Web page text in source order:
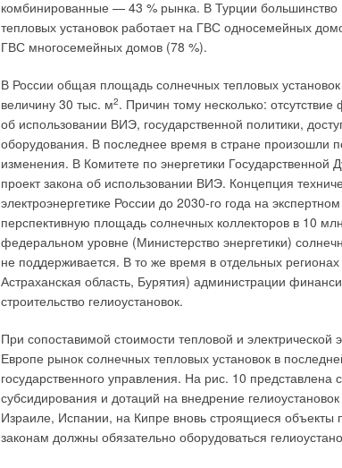
комбинированные — 43 % рынка. В Турции большинство
тепловых установок работает на ГВС односемейных
ГВС многосемейных домов (78 %).
В России общая площадь солнечных тепловых
величину 30 тыс. м2. Причин тому несколько:
об использовании ВИЭ, государственной политики,
оборудования. В последнее время в стране произошли
изменения. В Комитете по энергетики Государственной
проект закона об использовании ВИЭ. Концепция
электроэнергетике России до 2030-го года на
перспективную площадь солнечных коллекторов в 10
федеральном уровне (Министерство энергетики)
не поддерживается. В то же время в отдельных
Астраханская область, Бурятия) администрации
строительство гелиоустановок.
При сопоставимой стоимости тепловой и электрической
Европе рынок солнечных тепловых установок в
государственного управления. На рис. 10 представлена
субсидирования и дотаций на внедрение
Израиле, Испании, на Кипре вновь строящиеся объекты
законам должны обязательно оборудоваться
Подобный способ широко применяется в развитых
подобной практики порой приводит к весьма курьезным
называя конкретных объектов и фамилий
Пример первый.Имеем в гостинице атриум на восемь
Фирмойрасчетчиком предложена система
производительностью величиной 600 тыс. м 3/ч. После
стороны реакции по поводу конструктивной
через пару дней было предложено снижение до 120
Пример второй.Имеем трехъярусную подземную
Фирмаразработчик предложила систему механического
порядка 400 тыс. м3
/ч. После высказанных опасений по
парения в воздухе автомобиля типа «Ока», было
системы уменьшить до 100 тыс. м3/ч! Эти примеры
подобных систем в современном виде.
На наш взгляд имеются странные системные подходы в
часто повторяющихся ситуаций. В случае наличия зон
маломобильных групп населения) пункт 7.15 [1] требует
воздуха из расчета скорости в открытом проеме 1,5 м/с.